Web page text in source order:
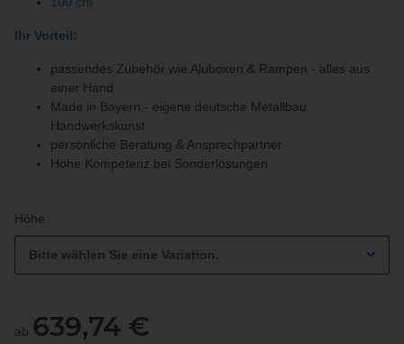
Ihr Vorteil:
passendes Zubehör wie Aluboxen & Rampen - alles aus
einer Hand
Made in Bayern - eigene deutsche Metallbau
Handwerkskunst
persönliche Beratung & Ansprechpartner
Hohe Kompetenz bei Sonderlösungen
Höhe
Bitte wählen Sie eine Variation.
ab 639,74 €